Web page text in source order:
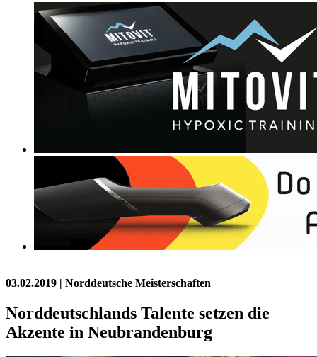
03.02.2019 | Norddeutsche Meisterschaften
Norddeutschlands Talente setzen die
Akzente in Neubrandenburg